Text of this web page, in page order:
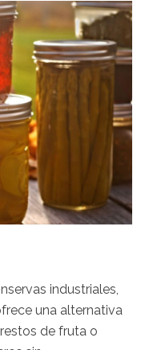
industriales,
una alternativa
de fruta o